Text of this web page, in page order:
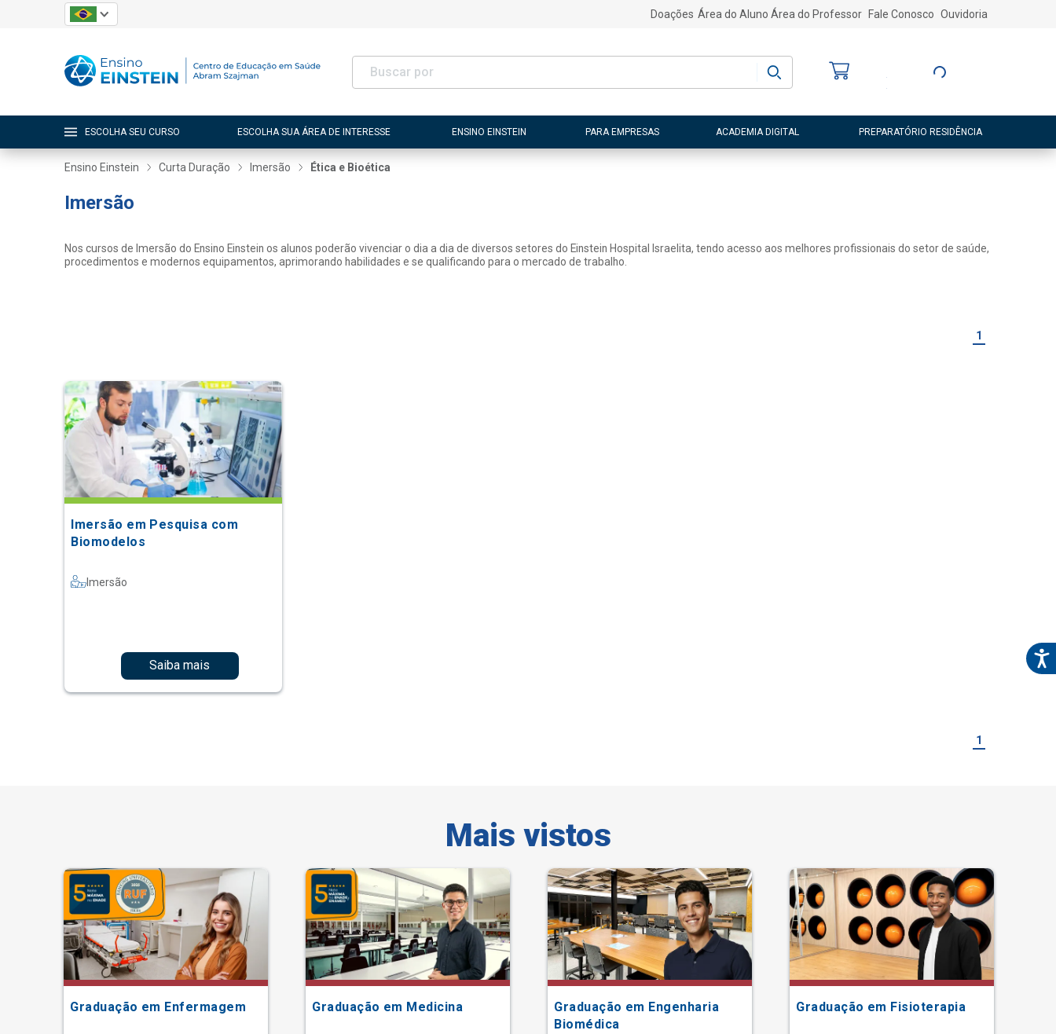
Doações Área do Aluno Área do Professor Fale Conosco Ouvidoria
Entre ou Cadastre-
ESCOLHA SEU CURSO ESCOLHA SUA ÁREA DE INTERESSE ENSINO EINSTEIN PARA EMPRESAS ACADEMIA DIGITAL PREPARATÓRIO RESIDÊNCIA
Ensino Einstein Curta Duração Imersão Ética e Bioética
Imersão
Nos cursos de Imersão do Ensino Einstein os alunos poderão vivenciar o dia a dia de diversos setores do Einstein Hospital Israelita, tendo acesso aos melhores profissionais do setor de saúde,
procedimentos e modernos equipamentos, aprimorando habilidades e se qualificando para o mercado de trabalho.
1
Imersão em Pesquisa com
Biomodelos
Imersão
Saiba mais
1
Mais vistos
Graduação em Enfermagem Graduação em Medicina
Graduação em Engenharia
Biomédica
Graduação em Fisioterapia